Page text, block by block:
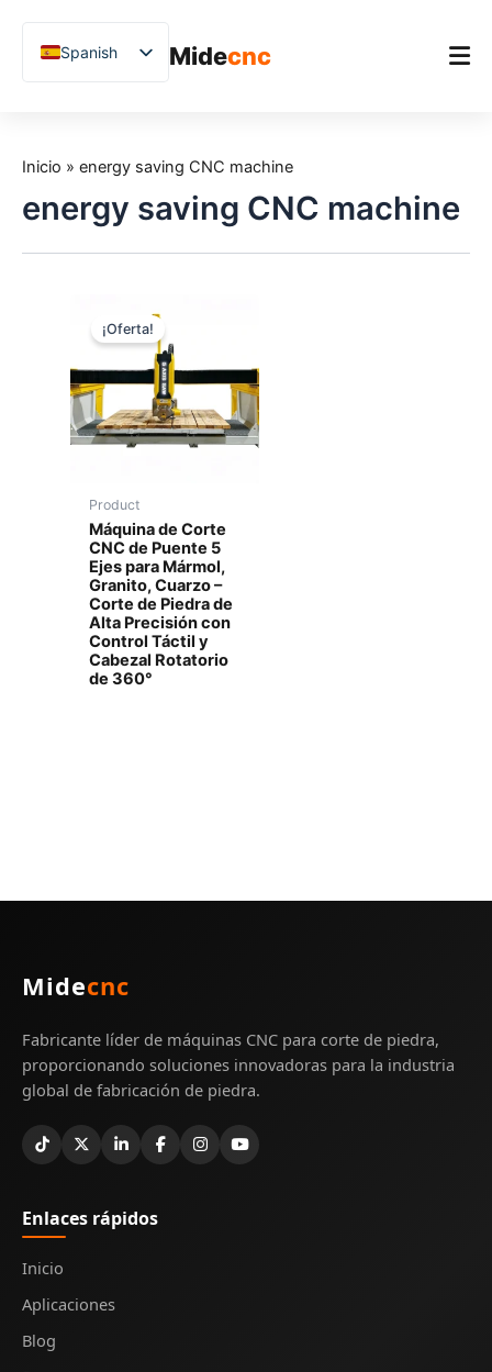
Midecnc
Producto
Aplicaciones
Estudios de caso
Spanish
English
Vietnamese
French
Russian
Uzbek
Polish
Hindi
Inicio » energy saving CNC machine
energy saving CNC machine
¡Oferta!
Product
Máquina de Corte
CNC de Puente 5
Ejes para Mármol,
Granito, Cuarzo –
Corte de Piedra de
Alta Precisión con
Control Táctil y
Cabezal Rotatorio
de 360°
Midecnc
Fabricante líder de máquinas CNC para corte de piedra,
proporcionando soluciones innovadoras para la industria
global de fabricación de piedra.
Enlaces rápidos
Inicio
Aplicaciones
Blog